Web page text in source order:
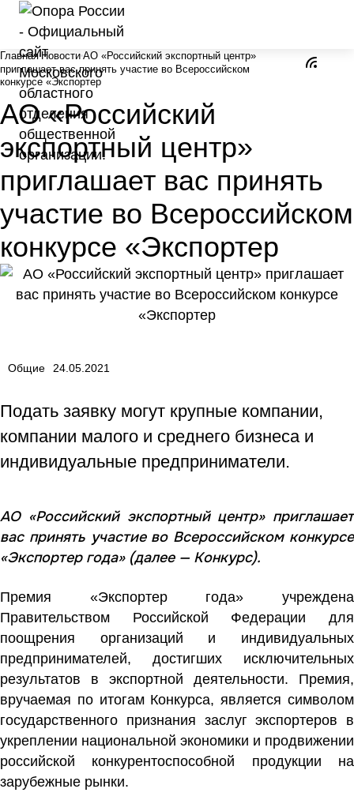
Главная Новости АО «Российский экспортный центр»
приглашает вас принять участие во Всероссийском
конкурсе «Экспортер
АО «Российский
экспортный центр»
приглашает вас принять
участие во Всероссийском
конкурсе «Экспортер
Общие 24.05.2021
Подать заявку могут крупные компании,
компании малого и среднего бизнеса и
индивидуальные предприниматели.
АО «Российский экспортный центр» приглашает
вас принять участие во Всероссийском конкурсе
«Экспортер года» (далее — Конкурс).
Премия «Экспортер года» учреждена
Правительством Российской Федерации для
поощрения организаций и индивидуальных
предпринимателей, достигших исключительных
результатов в экспортной деятельности. Премия,
вручаемая по итогам Конкурса, является символом
государственного признания заслуг экспортеров в
укреплении национальной экономики и продвижении
российской конкурентоспособной продукции на
зарубежные рынки.